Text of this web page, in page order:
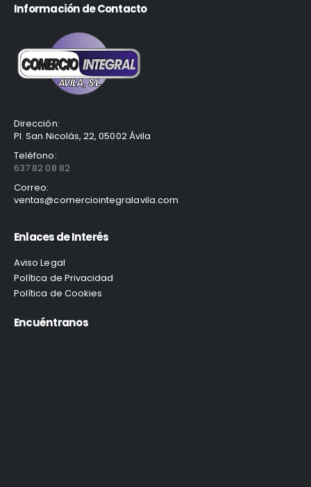
Información de Contacto
Dirección:
Pl. San Nicolás, 22, 05002 Ávila
Teléfono:
637 82 08 82
Correo:
ventas@comerciointegralavila.com
Enlaces de Interés
Aviso Legal
Política de Privacidad
Política de Cookies
Encuéntranos